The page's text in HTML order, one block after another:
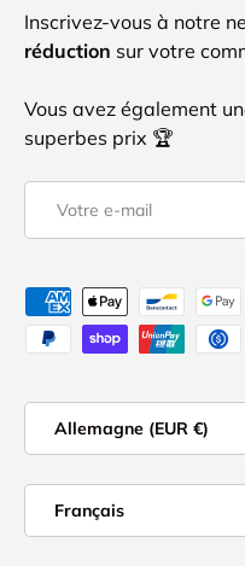
Inscrivez-vous à notre
réduction sur votre
Vous avez également
superbes prix 🏆
Moyens de paiement
Allemagne (EUR €)
Français